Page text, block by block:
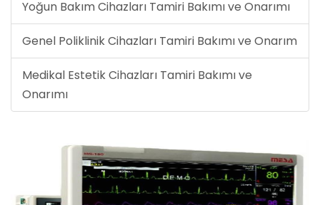
Yoğun Bakım Cihazları Tamiri Bakımı ve Onarımı
Genel Poliklinik Cihazları Tamiri Bakımı ve Onarım
Medikal Estetik Cihazları Tamiri Bakımı ve
Onarımı